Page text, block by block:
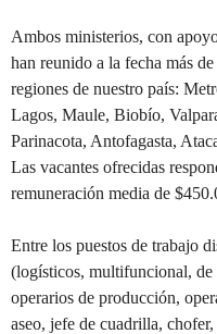
Ambos ministerios, con
han reunido a la fecha más
regiones de nuestro país:
Lagos, Maule, Biobío,
Parinacota, Antofagasta,
Las vacantes ofrecidas
remuneración media de
Entre los puestos de trabajo
(logísticos, multifuncional,
operarios de producción,
aseo, jefe de cuadrilla,